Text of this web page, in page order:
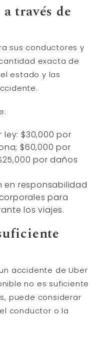
través de
sus conductores y
exacta de
estado y las
$30,000 por
$60,000 por
por daños
en responsabilidad
para
los viajes.
accidente de Uber
no es suficiente
puede considerar
conductor o la